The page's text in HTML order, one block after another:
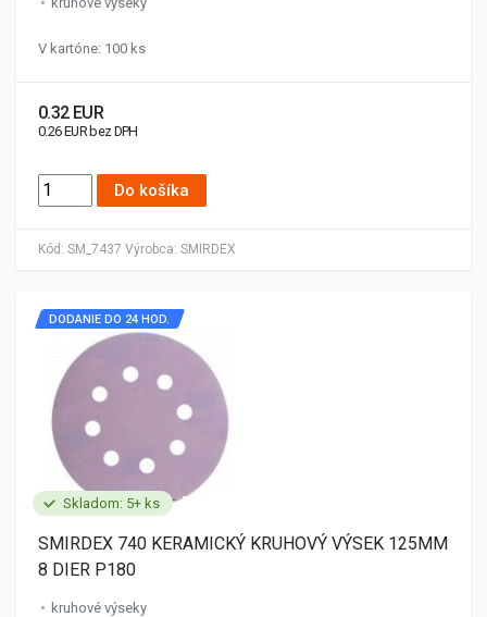
Kód: SM_7437 Výrobca: SMIRDEX
V kartóne: 100 ks
0.32 EUR
0.26 EUR bez DPH
Do košíka
Skladom: 5+ ks
DODANIE DO 24 HOD.
SMIRDEX 740 KERAMICKÝ KRUHOVÝ VÝSEK 125MM
8 DIER P180
kruhové výseky